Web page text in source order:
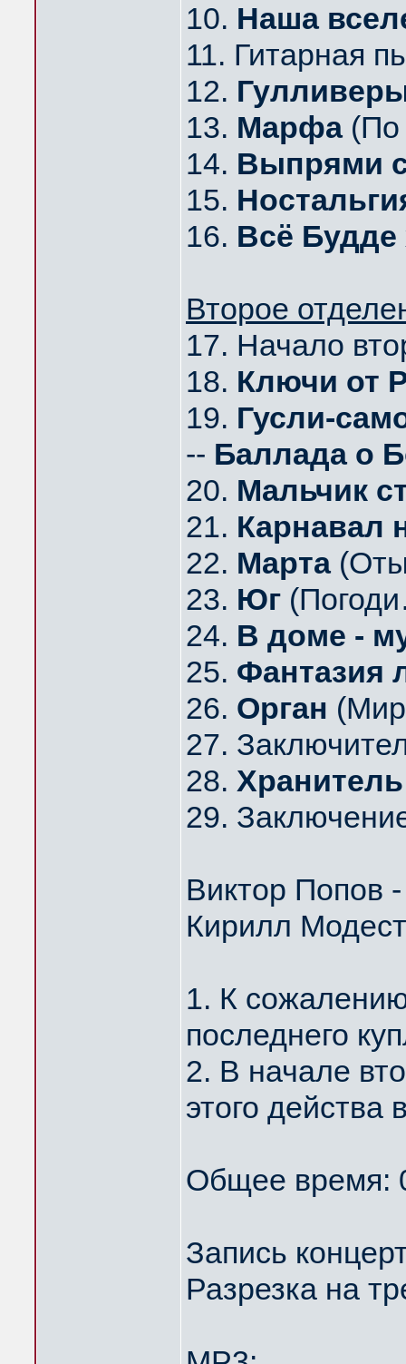
10. Наша
11. Гитарная
12.
13. Марфа(По
14. Выпрями
15.
16. Всё
Второе
17. Начало
18. Ключи от
19. Гусли-
-- Баллада о
20. Мальчик
21. Карнавал
22. Марта
23. Юг
24. В доме -
25. Фантазия
26. Орган
27.
28.
29.
Виктор Попов
Кирилл
1. К
последнего
2. В начале
этого
Общее время:
Запись
Разрезка на